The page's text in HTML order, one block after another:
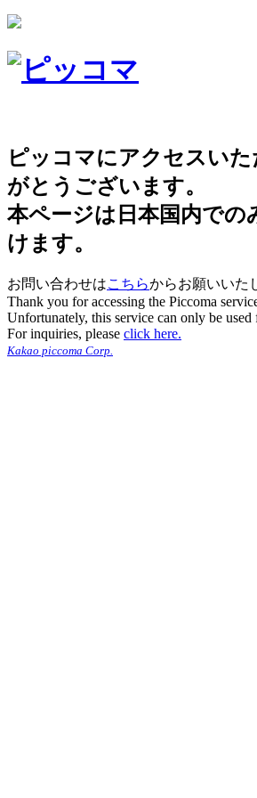
ピッコマにアクセスいた
がとうございます。
本ページは日本国内での
けます。
お問い合わせはこちらからお願いいた
Thank you for accessing the Piccoma
Unfortunately, this service can only be used
For inquiries, please click here.
Kakao piccoma Corp.